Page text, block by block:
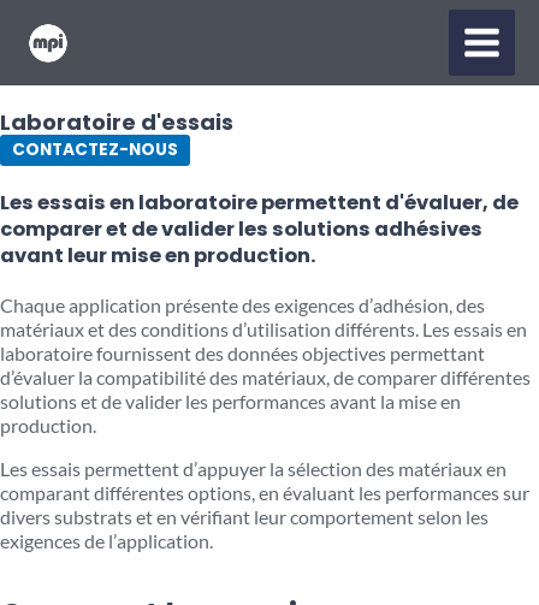
contenu
MAIN
MENU
Laboratoire d'essais
CONTACTEZ-NOUS
Les essais en laboratoire permettent d'évaluer, de
comparer et de valider les solutions adhésives
avant leur mise en production.
Chaque application présente des exigences d’adhésion, des
matériaux et des conditions d’utilisation différents. Les essais en
laboratoire fournissent des données objectives permettant
d’évaluer la compatibilité des matériaux, de comparer différentes
solutions et de valider les performances avant la mise en
production.
Les essais permettent d’appuyer la sélection des matériaux en
comparant différentes options, en évaluant les performances sur
divers substrats et en vérifiant leur comportement selon les
exigences de l’application.